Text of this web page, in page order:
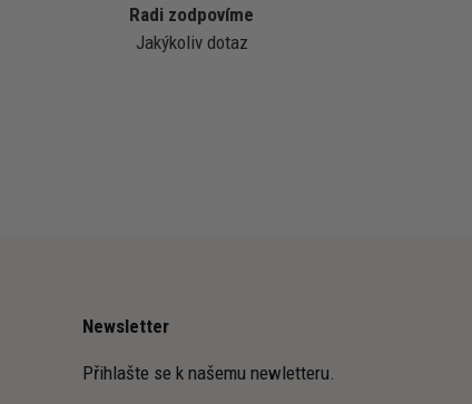
Radi zodpovíme
Jakýkoliv dotaz
Newsletter
Přihlašte se k našemu newletteru.